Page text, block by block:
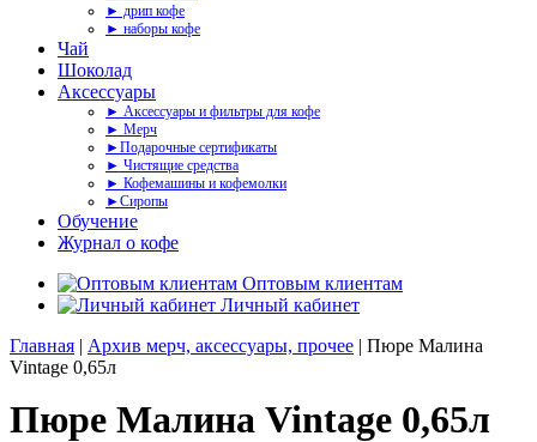
► дрип кофе
► наборы кофе
Чай
Шоколад
Аксессуары
► Аксессуары и фильтры для кофе
► Мерч
►Подарочные сертификаты
► Чистящие средства
► Кофемашины и кофемолки
►Сиропы
Обучение
Журнал о кофе
Оптовым клиентам
Личный кабинет
Главная | Архив мерч, аксессуары, прочее | Пюре Малина
Vintage 0,65л
Пюре Малина Vintage 0,65л